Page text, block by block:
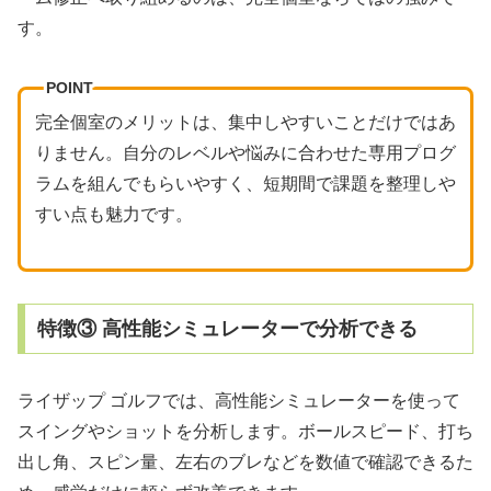
す。
POINT
完全個室のメリットは、集中しやすいことだけではあ
りません。自分のレベルや悩みに合わせた専用プログ
ラムを組んでもらいやすく、短期間で課題を整理しや
すい点も魅力です。
特徴③ 高性能シミュレーターで分析できる
ライザップ ゴルフでは、高性能シミュレーターを使って
スイングやショットを分析します。ボールスピード、打ち
出し角、スピン量、左右のブレなどを数値で確認できるた